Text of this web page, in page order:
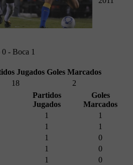
- Boca 1
Jugados Goles Marcados
18
2
Partidos
Jugados
Goles
Marcados
1
1
1
1
1
0
1
0
1
0